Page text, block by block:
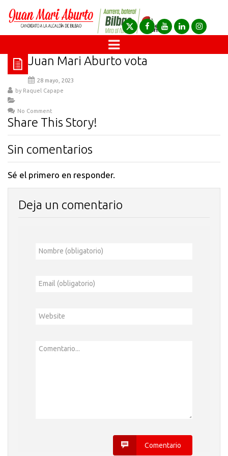
Juan Mari Aburto vota
28 mayo, 2023
by Raquel Capape
No Comment
Share This Story!
Sin comentarios
Sé el primero en responder.
Deja un comentario
Nombre (obligatorio)
Email (obligatorio)
Website
Comentario...
Comentario